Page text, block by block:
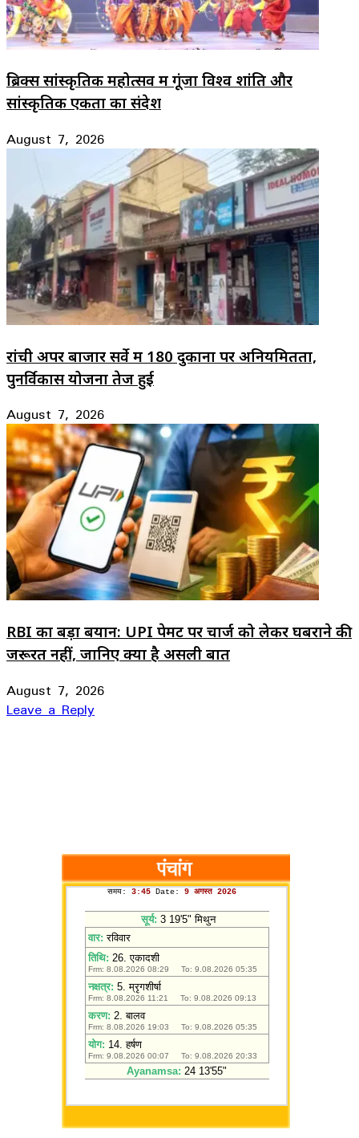
ब्रिक्स सांस्कृतिक महोत्सव में गूंजा विश्व शांति और
सांस्कृतिक एकता का संदेश
August 7, 2026
रांची अपर बाजार सर्वे में 180 दुकानों पर अनियमितता,
पुनर्विकास योजना तेज हुई
August 7, 2026
RBI का बड़ा बयान: UPI पेमेंट पर चार्ज को लेकर घबराने की
जरूरत नहीं, जानिए क्या है असली बात
August 7, 2026
Leave a Reply